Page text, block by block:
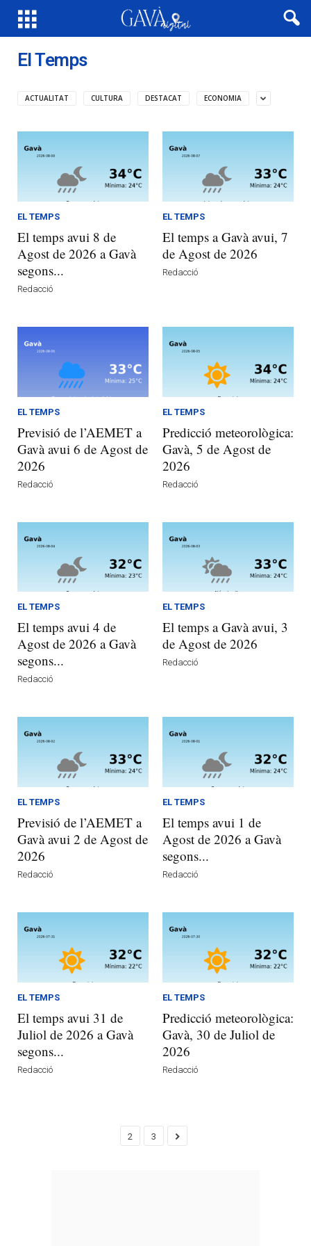
El Temps
ACTUALITAT CULTURA DESTACAT ECONOMIA
EL TEMPS
El temps avui 8 de
Agost de 2026 a Gavà
segons...
Redacció
EL TEMPS
El temps a Gavà avui, 7
de Agost de 2026
Redacció
EL TEMPS
Previsió de l’AEMET a
Gavà avui 6 de Agost de
2026
Redacció
EL TEMPS
Predicció meteorològica:
Gavà, 5 de Agost de
2026
Redacció
EL TEMPS
El temps avui 4 de
Agost de 2026 a Gavà
segons...
Redacció
EL TEMPS
El temps a Gavà avui, 3
de Agost de 2026
Redacció
EL TEMPS
Previsió de l’AEMET a
Gavà avui 2 de Agost de
2026
Redacció
EL TEMPS
El temps avui 1 de
Agost de 2026 a Gavà
segons...
Redacció
EL TEMPS
El temps avui 31 de
Juliol de 2026 a Gavà
segons...
Redacció
EL TEMPS
Predicció meteorològica:
Gavà, 30 de Juliol de
2026
Redacció
2 3